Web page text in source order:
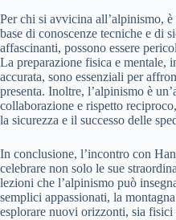
Per chi si avvicina all’alpinismo,
base di conoscenze tecniche e di
affascinanti, possono essere
La preparazione fisica e mentale,
accurata, sono essenziali per
presenta. Inoltre, l’alpinismo è
collaborazione e rispetto
la sicurezza e il successo delle
In conclusione, l’incontro con
celebrare non solo le sue
lezioni che l’alpinismo può
semplici appassionati, la
esplorare nuovi orizzonti, sia